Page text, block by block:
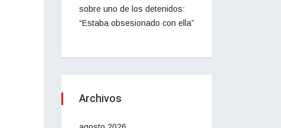
sobre uno de los detenidos:
“Estaba obsesionado con ella”
Archivos